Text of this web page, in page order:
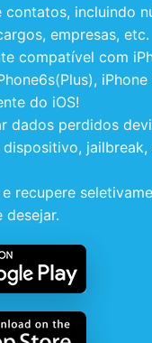
contatos, incluindo
empresas, etc.
compatível com
do iOS!
dados perdidos
dispositivo,
recupere
desejar.